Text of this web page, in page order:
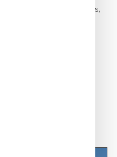
à ses panneaux solaires,
en toute